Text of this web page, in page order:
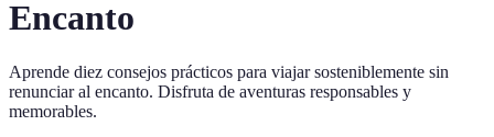
Encanto
Aprende diez consejos prácticos para viajar sosteniblemente sin
renunciar al encanto. Disfruta de aventuras responsables y
memorables.